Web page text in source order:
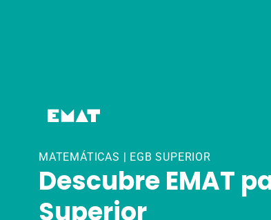
MATEMÁTICAS | EGB SUPERIOR
Descubre EMAT
Superior